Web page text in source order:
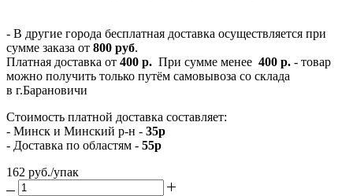
- В другие города бесплатная доставка осуществляется при
сумме заказа от 800 руб.
Платная доставка от 400 р. При сумме менее 400 р. - товар
можно получить только путём самовывоза со склада
в г.Барановичи
Стоимость платной доставка составляет:
- Минск и Минский р-н - 35р
- Доставка по областям - 55р
162 руб./упак